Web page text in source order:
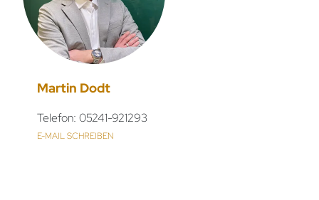
Martin Dodt
Telefon: 05241-921293
E-MAIL SCHREIBEN